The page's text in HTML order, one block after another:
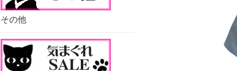
その他